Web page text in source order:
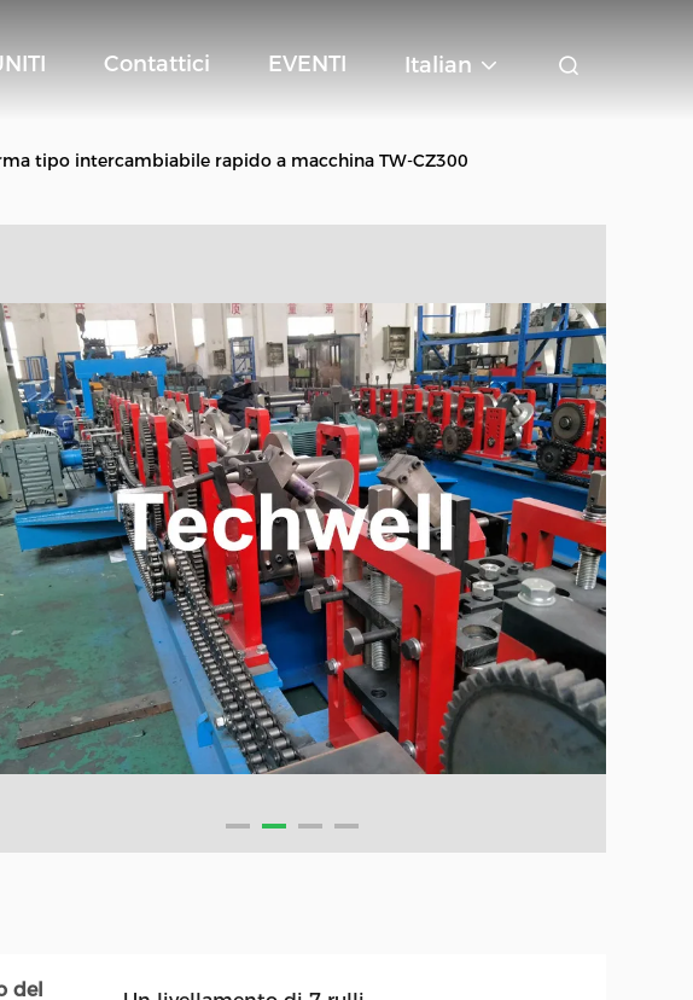
Contattici EVENTI Italian
tipo intercambiabile rapido a macchina TW-CZ300
del